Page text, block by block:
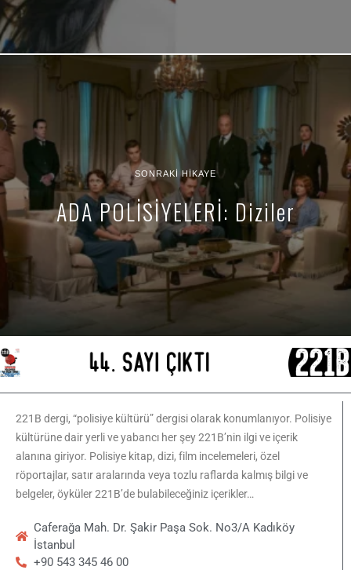
SONRAKI HIKAYE
ADA POLİSİYELERİ: Diziler
221B dergi, “polisiye kültürü” dergisi olarak konumlanıyor. Polisiye
kültürüne dair yerli ve yabancı her şey 221B’nin ilgi ve içerik
alanına giriyor. Polisiye kitap, dizi, film incelemeleri, özel
röportajlar, satır aralarında veya tozlu raflarda kalmış bilgi ve
belgeler, öyküler 221B’de bulabileceğiniz içerikler…
Caferağa Mah. Dr. Şakir Paşa Sok. No3/A Kadıköy
İstanbul
+90 543 345 46 00